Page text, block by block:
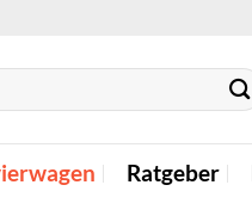
Ratgeber